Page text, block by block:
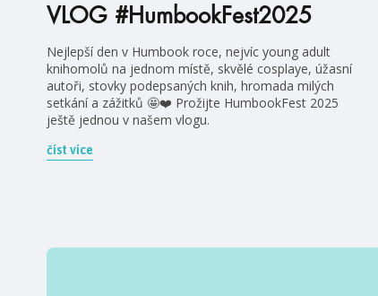
VLOG #HumbookFest2025
Nejlepší den v Humbook roce, nejvíc young adult
knihomolů na jednom místě, skvělé cosplaye, úžasní
autoři, stovky podepsaných knih, hromada milých
setkání a zážitků 🤩❤️ Prožijte HumbookFest 2025
ještě jednou v našem vlogu.
číst více